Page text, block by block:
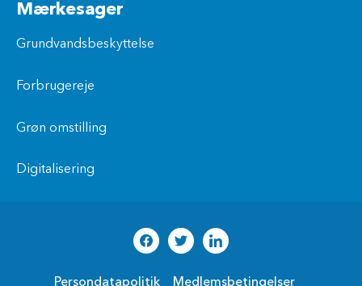
Mærkesager
Grundvandsbeskyttelse
Forbrugereje
Grøn omstilling
Digitalisering
Persondatapolitik Medlemsbetingelser